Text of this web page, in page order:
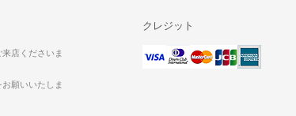
店くださいま
願いいたしま
クレジット